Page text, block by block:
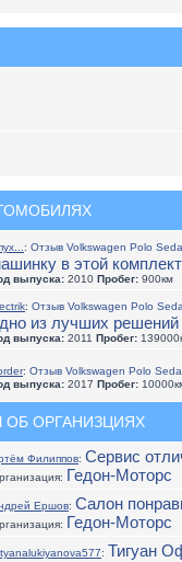
: Отзыв Volkswagen Polo
в этой
выпуска: 2010 Пробег: 900км
: Отзыв Volkswagen Polo
из лучших решений
выпуска: 2011 Пробег:
: Отзыв Volkswagen Polo
выпуска: 2017 Пробег:
ОРГАНИЗЦИЯХ
Филиппов: Сервис
Гедон-Моторс
Ершов: Салон
Гедон-Моторс
: Тигуан